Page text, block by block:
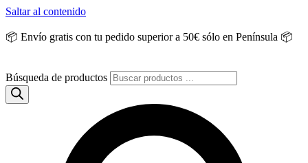
Saltar al contenido
📦 Envío gratis con tu pedido superior a 50€ sólo en Península 📦
Búsqueda de productos